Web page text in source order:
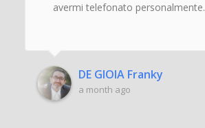
avermi telefonato personalmente.
DE GIOIA Franky
a month ago